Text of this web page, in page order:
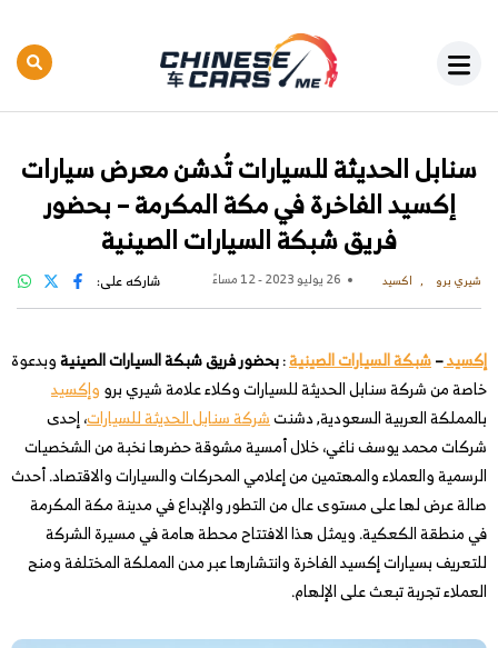
سنابل الحديثة للسيارات تُدشن معرض سيارات
إكسيد الفاخرة في مكة المكرمة – بحضور
فريق شبكة السيارات الصينية
شيري برو اكسيد 26 يوليو 2023 - 12 مساءً شاركه على:
إكسيد–شبكة السيارات الصينية:بحضور فريق شبكة السيارات الصينيةوبدعوة
خاصة من شركة سنابل الحديثة للسيارات وكلاء علامة شيري برو وإكسيد
بالمملكة العربية السعودية, دشنتشركة سنابل الحديثة للسيارات، إحدى
شركات محمد يوسف ناغي، خلال أمسية مشوقة حضرها نخبة من الشخصيات
الرسمية والعملاء والمهتمين من إعلامي المحركات والسيارات والاقتصاد. أحدث
صالة عرض لها على مستوى عال من التطور والإبداع في مدينة مكة المكرمة
في منطقة الكعكية. ويمثل هذا الافتتاح محطة هامة في مسيرة الشركة
للتعريف بسيارات إكسيد الفاخرة وانتشارها عبر مدن المملكة المختلفة ومنح
العملاء تجربة تبعث على الإلهام.